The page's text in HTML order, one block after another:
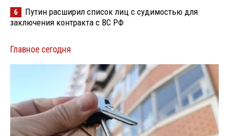
6
Путин расширил список лиц с судимостью для
заключения контракта с ВС РФ
Главное сегодня